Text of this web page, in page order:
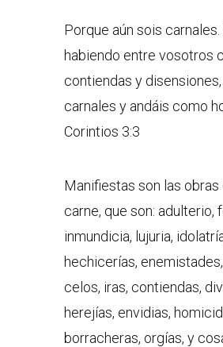
Porque aún sois
habiendo entre vosotros
contiendas y
carnales y andáis como
Corintios 3:3
Manifiestas son las obras
carne, que son: adulterio,
inmundicia, lujuria,
hechicerías,
celos, iras, contiendas,
herejías, envidias,
borracheras, orgías, y